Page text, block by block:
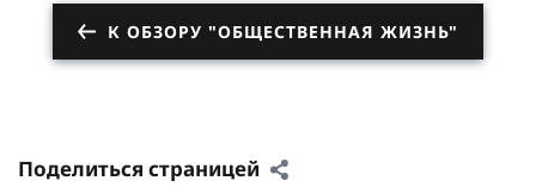
К ОБЗОРУ "ОБЩЕСТВЕННАЯ ЖИЗНЬ"
Поделиться страницей